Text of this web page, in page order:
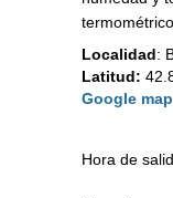
Localidad:
Latitud:
Google map
Hora de